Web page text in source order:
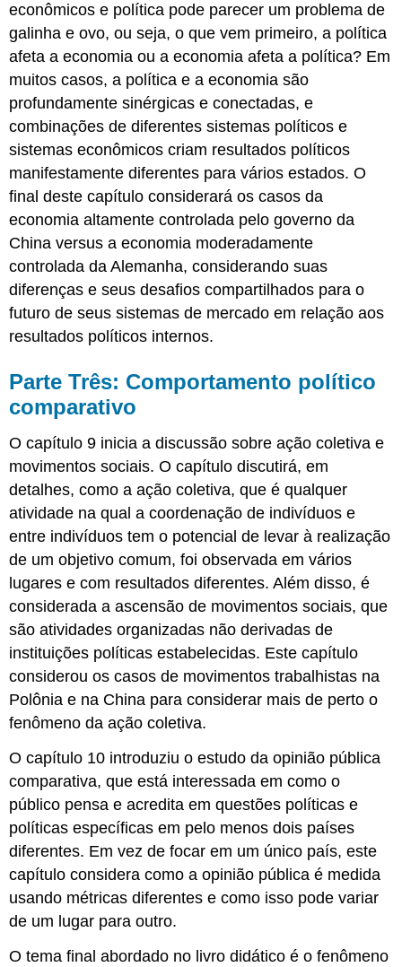
econômicos e política pode parecer um problema de
galinha e ovo, ou seja, o que vem primeiro, a política
afeta a economia ou a economia afeta a política? Em
muitos casos, a política e a economia são
profundamente sinérgicas e conectadas, e
combinações de diferentes sistemas políticos e
sistemas econômicos criam resultados políticos
manifestamente diferentes para vários estados. O
final deste capítulo considerará os casos da
economia altamente controlada pelo governo da
China versus a economia moderadamente
controlada da Alemanha, considerando suas
diferenças e seus desafios compartilhados para o
futuro de seus sistemas de mercado em relação aos
resultados políticos internos.
Parte Três: Comportamento político
comparativo
O capítulo 9 inicia a discussão sobre ação coletiva e
movimentos sociais. O capítulo discutirá, em
detalhes, como a ação coletiva, que é qualquer
atividade na qual a coordenação de indivíduos e
entre indivíduos tem o potencial de levar à realização
de um objetivo comum, foi observada em vários
lugares e com resultados diferentes. Além disso, é
considerada a ascensão de movimentos sociais, que
são atividades organizadas não derivadas de
instituições políticas estabelecidas. Este capítulo
considerou os casos de movimentos trabalhistas na
Polônia e na China para considerar mais de perto o
fenômeno da ação coletiva.
O capítulo 10 introduziu o estudo da opinião pública
comparativa, que está interessada em como o
público pensa e acredita em questões políticas e
políticas específicas em pelo menos dois países
diferentes. Em vez de focar em um único país, este
capítulo considera como a opinião pública é medida
usando métricas diferentes e como isso pode variar
de um lugar para outro.
O tema final abordado no livro didático é o fenômeno